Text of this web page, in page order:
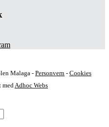
Malaga - Personvern - Cookies
med Adhoc Webs